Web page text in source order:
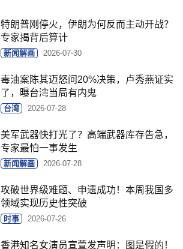
特朗普刚停火，伊朗为何反而主动开战？
专家揭背后算计
新闻解画 2026-07-30
毒油案陈其迈怒问20%决策，卢秀燕证实
了，曝台湾当局有内鬼
台湾 2026-07-28
美军武器快打光了？高端武器库存告急，
专家最怕一事发生
新闻解画 2026-07-28
攻破世界级难题、申遗成功！本周我国多
领域实现历史性突破
时事 2026-07-26
香港知名女演员宣萱发声明：图是假的！